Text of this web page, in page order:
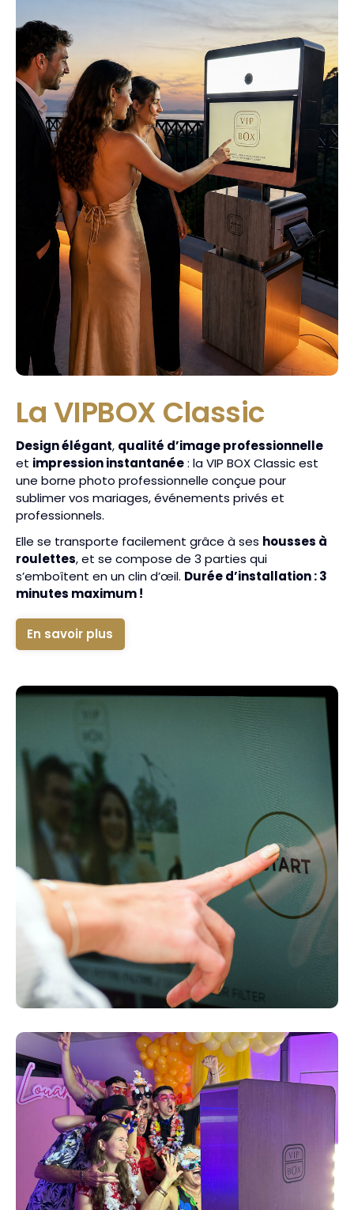
La VIPBOX Classic
Design élégant, qualité d’image professionnelle
et impression instantanée: la VIP BOX Classic est
une borne photo professionnelle conçue pour
sublimer vos mariages, événements privés et
professionnels.
Elle se transporte facilement grâce à ses housses à
roulettes, et se compose de 3 parties qui
s’emboîtent en un clin d’œil. Durée d’installation : 3
minutes maximum !
En savoir plus